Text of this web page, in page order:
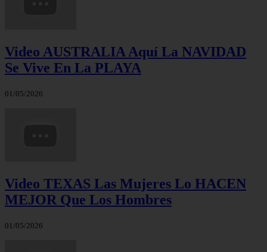
Video AUSTRALIA Aquí La NAVIDAD
Se Vive En La PLAYA
01/05/2026
Video TEXAS Las Mujeres Lo HACEN
MEJOR Que Los Hombres
01/05/2026